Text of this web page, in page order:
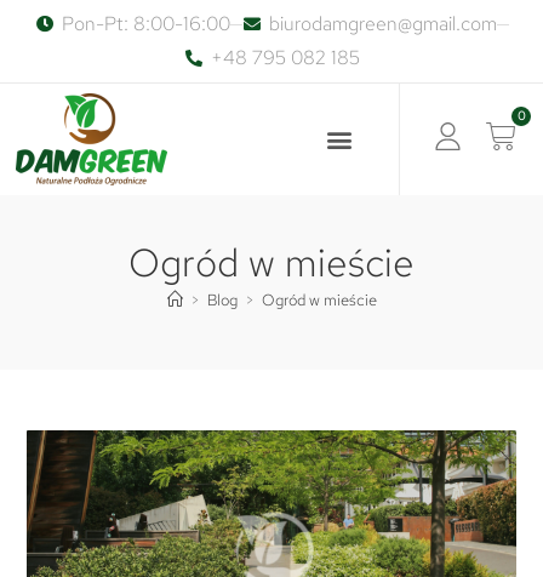
Pon-Pt: 8:00-16:00
biurodamgreen@gmail.com
+48 795 082 185
0
Ogród w mieście
> Blog > Ogród w mieście